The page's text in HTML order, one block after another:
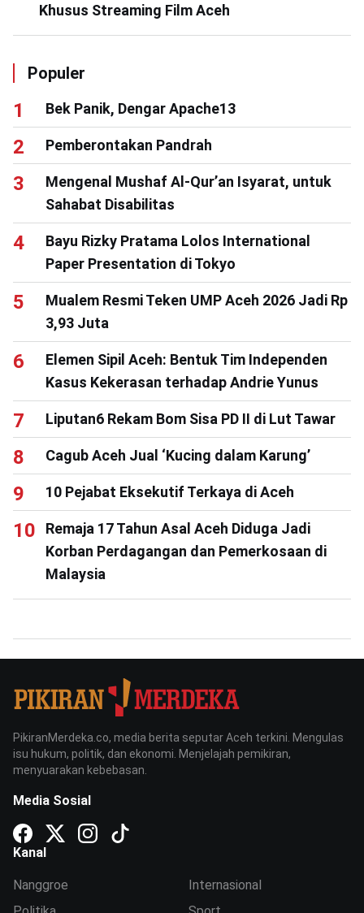
Khusus Streaming Film Aceh
Populer
Bek Panik, Dengar Apache13
Pemberontakan Pandrah
Mengenal Mushaf Al-Qur’an Isyarat, untuk
Sahabat Disabilitas
Bayu Rizky Pratama Lolos International
Paper Presentation di Tokyo
Mualem Resmi Teken UMP Aceh 2026 Jadi Rp
3,93 Juta
Elemen Sipil Aceh: Bentuk Tim Independen
Kasus Kekerasan terhadap Andrie Yunus
Liputan6 Rekam Bom Sisa PD II di Lut Tawar
Cagub Aceh Jual ‘Kucing dalam Karung’
10 Pejabat Eksekutif Terkaya di Aceh
Remaja 17 Tahun Asal Aceh Diduga Jadi
Korban Perdagangan dan Pemerkosaan di
Malaysia
PikiranMerdeka.co, media berita seputar Aceh terkini. Mengulas
isu hukum, politik, dan ekonomi. Menjelajah pemikiran,
menyuarakan kebebasan.
Media Sosial
Kanal
Nanggroe
Internasional